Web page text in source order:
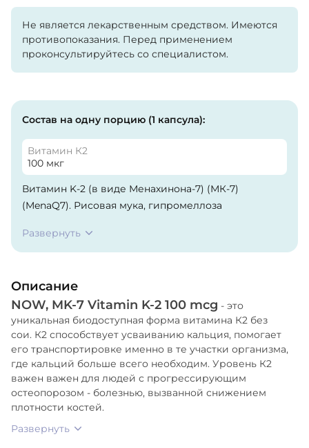
Не является лекарственным средством. Имеются
противопоказания. Перед применением
проконсультируйтесь со специалистом.
Состав на одну порцию (1 капсула):
Витамин К2
100 мкг
Витамин K-2 (в виде Менахинона-7) (МК-7)
(MenaQ7). Рисовая мука, гипромеллоза
диоксид кремния.
Развернуть
Описание
NOW, MK-7 Vitamin K-2 100 mcg - это
уникальная биодоступная форма витамина К2 без
сои. К2 способствует усваиванию кальция, помогает
его транспортировке именно в те участки организма,
где кальций больше всего необходим. Уровень К2
важен важен для людей с прогрессирующим
остеопорозом - болезнью, вызванной снижением
плотности костей.
Развернуть